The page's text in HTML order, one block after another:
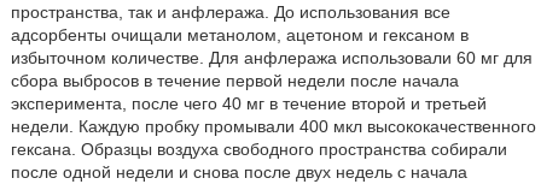
пространства, так и анфлеража. До использования все
адсорбенты очищали метанолом, ацетоном и гексаном в
избыточном количестве. Для анфлеража использовали 60 мг для
сбора выбросов в течение первой недели после начала
эксперимента, после чего 40 мг в течение второй и третьей
недели. Каждую пробку промывали 400 мкл высококачественного
гексана. Образцы воздуха свободного пространства собирали
после одной недели и снова после двух недель с начала